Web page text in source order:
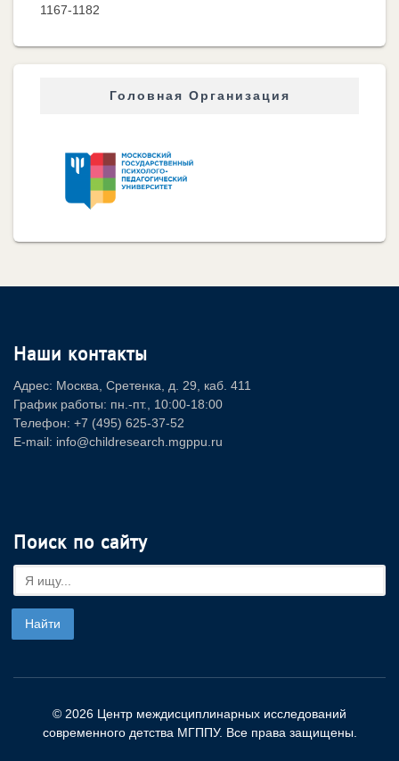
1167-1182
Головная Организация
Наши контакты
Адрес: Москва, Сретенка, д. 29, каб. 411
График работы: пн.-пт., 10:00-18:00
Телефон: +7 (495) 625-37-52
E-mail: info@childresearch.mgppu.ru
Поиск по сайту
© 2026 Центр междисциплинарных исследований
современного детства МГППУ. Все права защищены.